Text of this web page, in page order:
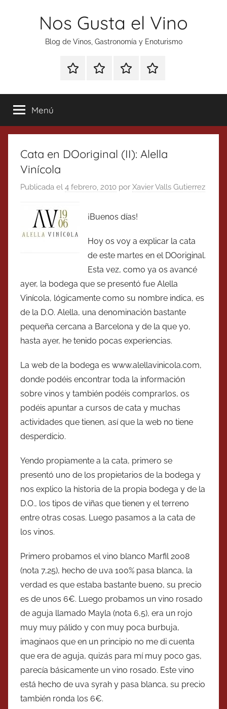
Nos Gusta el Vino
Blog de Vinos, Gastronomía y Enoturismo
Especial
Tonics
Enoturismo
Gastronomía
RankingContacto
Menú
Cata en DOoriginal (II): Alella
Vinícola
Publicada el 4 febrero, 2010 por Xavier Valls Gutierrez
¡Buenos días!
Hoy os voy a explicar la cata
de este martes en el DOoriginal.
Esta vez, como ya os avancé
ayer, la bodega que se presentó fue Alella
Vinícola, lógicamente como su nombre indica, es
de la D.O. Alella, una denominación bastante
pequeña cercana a Barcelona y de la que yo,
hasta ayer, he tenido pocas experiencias.
La web de la bodega es www.alellavinicola.com,
donde podéis encontrar toda la información
sobre vinos y también podéis comprarlos, os
podéis apuntar a cursos de cata y muchas
actividades que tienen, así que la web no tiene
desperdicio.
Yendo propiamente a la cata, primero se
presentó uno de los propietarios de la bodega y
nos explico la historia de la propia bodega y de la
D.O., los tipos de viñas que tienen y el terreno
entre otras cosas. Luego pasamos a la cata de
los vinos.
Primero probamos el vino blanco Marfil 2008
(nota 7,25), hecho de uva 100% pasa blanca, la
verdad es que estaba bastante bueno, su precio
es de unos 6€. Luego probamos un vino rosado
de aguja llamado Mayla (nota 6,5), era un rojo
muy muy pálido y con muy poca burbuja,
imaginaos que en un principio no me di cuenta
que era de aguja, quizás para mí muy poco gas,
parecía básicamente un vino rosado. Este vino
está hecho de uva syrah y pasa blanca, su precio
también ronda los 6€.